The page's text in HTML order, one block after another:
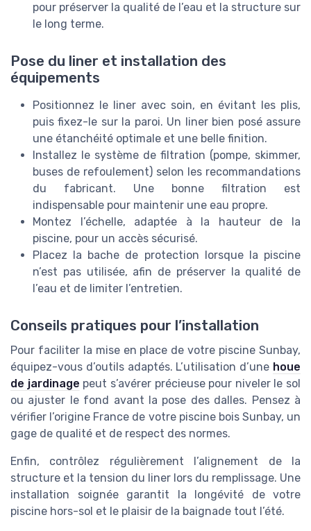
pour préserver la qualité de l’eau et la structure sur
le long terme.
Pose du liner et installation des
équipements
Positionnez le liner avec soin, en évitant les plis,
puis fixez-le sur la paroi. Un liner bien posé assure
une étanchéité optimale et une belle finition.
Installez le système de filtration (pompe, skimmer,
buses de refoulement) selon les recommandations
du fabricant. Une bonne filtration est
indispensable pour maintenir une eau propre.
Montez l’échelle, adaptée à la hauteur de la
piscine, pour un accès sécurisé.
Placez la bache de protection lorsque la piscine
n’est pas utilisée, afin de préserver la qualité de
l’eau et de limiter l’entretien.
Conseils pratiques pour l’installation
Pour faciliter la mise en place de votre piscine Sunbay,
équipez-vous d’outils adaptés. L’utilisation d’une houe
de jardinage peut s’avérer précieuse pour niveler le sol
ou ajuster le fond avant la pose des dalles. Pensez à
vérifier l’origine France de votre piscine bois Sunbay, un
gage de qualité et de respect des normes.
Enfin, contrôlez régulièrement l’alignement de la
structure et la tension du liner lors du remplissage. Une
installation soignée garantit la longévité de votre
piscine hors-sol et le plaisir de la baignade tout l’été.